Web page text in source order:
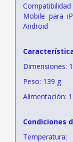
Mobile para
Android
Dimensiones:
Peso: 139 g
Alimentación:
Condiciones
Temperatura: